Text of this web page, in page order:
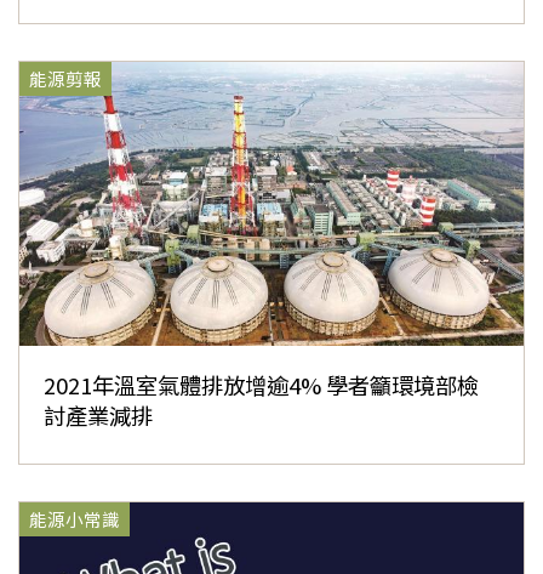
能源剪報
2021年溫室氣體排放增逾4% 學者籲環境部檢
討產業減排
能源小常識